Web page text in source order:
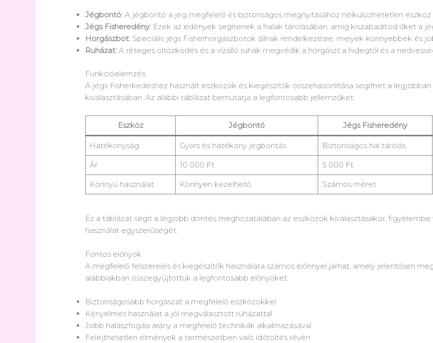
Jégbontó: A jégbontó a jég megfelelő és biztonságos megnyitásához nélkülözhetetlen eszköz.
Jégs Fisheredény: Ezek az edények segítenek a halak tárolásában, amíg kiszabadítod őket a
Horgászbot: Speciális jégs Fisherhorgászbotok állnak rendelkezésre, melyek könnyebbek és
Ruházat: A réteges öltözködés és a vízálló ruhák megvédik a horgászt a hidegtől és a
Funkcióelemzés
A jégs Fisherkedéshez használt eszközök és kiegészítők összehasonlítása segíthet a
kiválasztásában. Az alábbi táblázat bemutatja a legfontosabb jellemzőket:
Eszköz Jégbontó Jégs Fisheredény
Hatékonyság Gyors és hatékony jégbontás Biztonságos hal tárolás
Ár 10 000 Ft 5 000 Ft
Könnyű használat Könnyen kezelhető Számos méret
Ez a táblázat segít a legjobb döntés meghozatalában az eszközök kiválasztásakor,
használat egyszerűségét.
Fontos előnyök
A megfelelő felszerelés és kiegészítők használata számos előnnyel járhat, amely jelentősen
alábbiakban összegyűjtöttük a legfontosabb előnyöket:
Biztonságosabb horgászat a megfelelő eszközökkel
Kényelmes használat a jól megválasztott ruházattal
Jobb halászfogási arány a megfelelő technikák alkalmazásával
Felejthetetlen élmények a természetben való időtöltés révén